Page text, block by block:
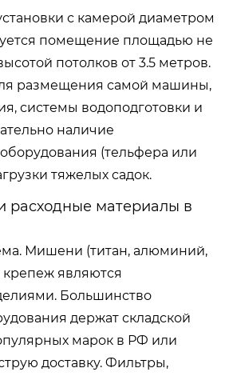
с камерой диаметром
помещение площадью не
потолков от 3.5 метров.
размещения самой машины,
системы водоподготовки и
наличие
(тельфера или
тяжелых садок.
расходные материалы в
Мишени (титан, алюминий,
являются
Большинство
держат складской
марок в РФ или
доставку. Фильтры,